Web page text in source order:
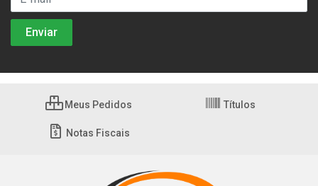
Meus Pedidos Títulos
Notas Fiscais